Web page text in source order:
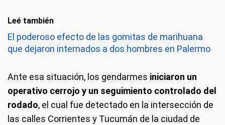
Leé también
El poderoso efecto de las gomitas de marihuana
que dejaron internados a dos hombres en Palermo
Ante esa situación, los gendarmes iniciaron un
operativo cerrojo y un seguimiento controlado del
rodado, el cual fue detectado en la intersección de
las calles Corrientes y Tucumán de la ciudad de